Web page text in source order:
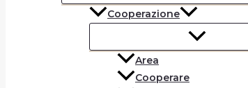
Cooperazione
Area
Cooperare